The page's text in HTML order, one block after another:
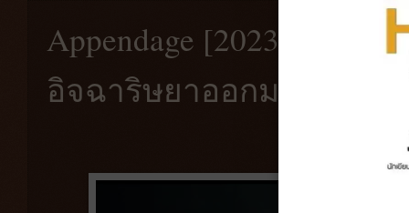
Appendage [2023] ปีศาจ
อิจฉาริษยาออกมาเป็นตัว